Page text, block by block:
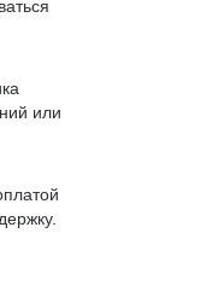
или